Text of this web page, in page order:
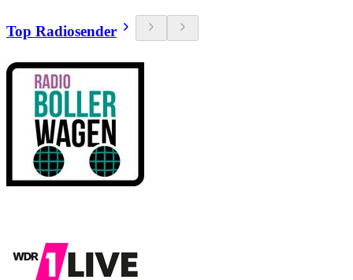
Top Radiosender